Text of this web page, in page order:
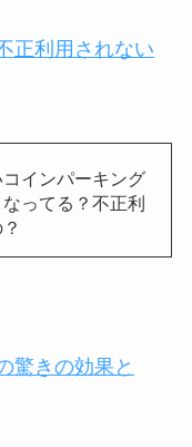
正利用されない
インパーキング
ってる？不正利
驚きの効果と